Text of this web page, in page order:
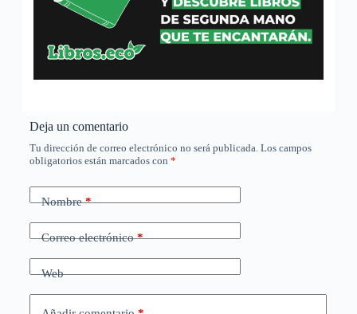
Deja un comentario
Tu dirección de correo electrónico no será publicada. Los campos
obligatorios están marcados con *
Nombre*
Correo electrónico*
Web